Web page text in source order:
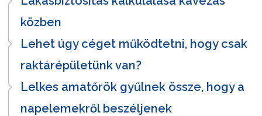
közben
Lehet úgy céget működtetni, hogy csak
raktárépületünk van?
Lelkes amatőrök gyűlnek össze, hogy a
napelemekről beszéljenek